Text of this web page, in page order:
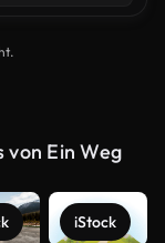
Ein Weg
iStock